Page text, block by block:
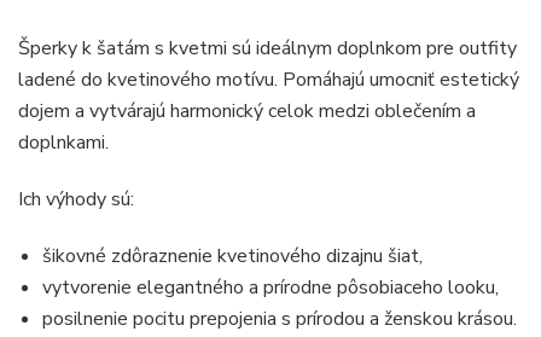
Šperky k šatám s kvetmi sú ideálnym doplnkom pre outfity
ladené do kvetinového motívu. Pomáhajú umocniť estetický
dojem a vytvárajú harmonický celok medzi oblečením a
doplnkami.
Ich výhody sú:
šikovné zdôraznenie kvetinového dizajnu šiat,
vytvorenie elegantného a prírodne pôsobiaceho looku,
posilnenie pocitu prepojenia s prírodou a ženskou krásou.